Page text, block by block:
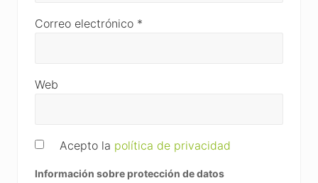
Correo electrónico *
Web
Acepto la política de privacidad
Información sobre protección de datos